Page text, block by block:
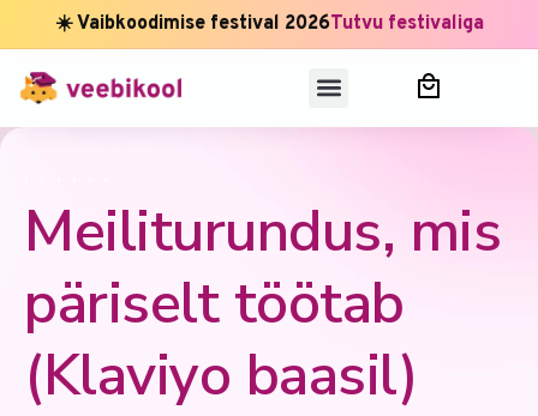
☀️ Vaibkoodimise festival 2026Tutvu festivaliga
Meiliturundus, mis
päriselt töötab
(Klaviyo baasil)